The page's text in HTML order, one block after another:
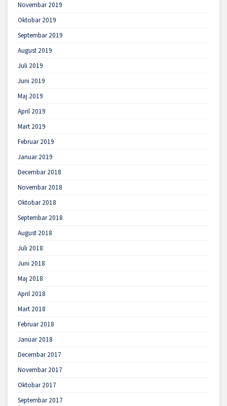
Novembar 2019
Oktobar 2019
Septembar 2019
August 2019
Juli 2019
Juni 2019
Maj 2019
April 2019
Mart 2019
Februar 2019
Januar 2019
Decembar 2018
Novembar 2018
Oktobar 2018
Septembar 2018
August 2018
Juli 2018
Juni 2018
Maj 2018
April 2018
Mart 2018
Februar 2018
Januar 2018
Decembar 2017
Novembar 2017
Oktobar 2017
Septembar 2017